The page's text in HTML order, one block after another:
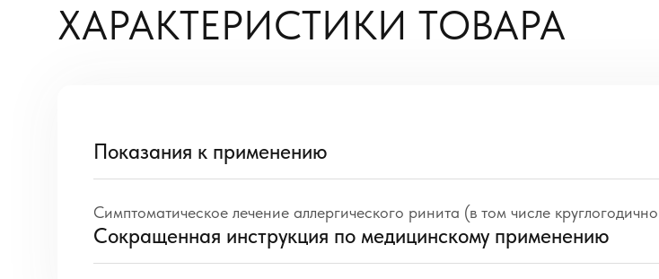
ХАРАКТЕРИСТИКИ ТОВАРА
Показания к применению
Симптоматическое лечение аллергического ринита (в том числе
Сокращенная инструкция по медицинскому применению